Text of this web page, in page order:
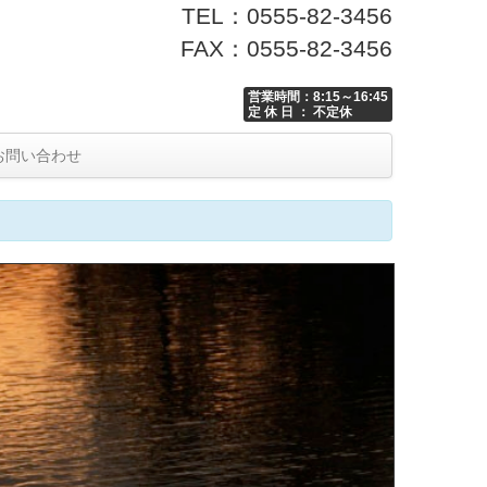
TEL：0555-82-3456
FAX：0555-82-3456
営業時間：8:15～16:45
定 休 日 ： 不定休
い合わせ